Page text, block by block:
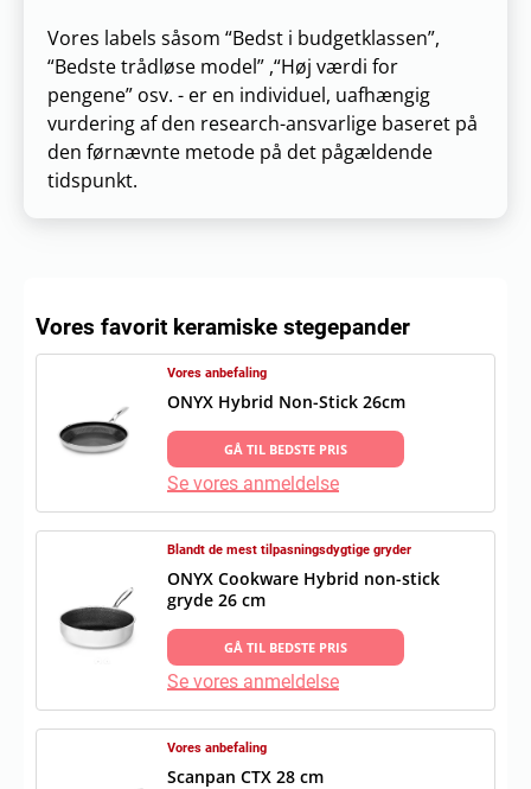
Vores labels såsom “Bedst i budgetklassen”,
“Bedste trådløse model” ,“Høj værdi for
pengene” osv. - er en individuel, uafhængig
vurdering af den research-ansvarlige baseret på
den førnævnte metode på det pågældende
tidspunkt.
Vores favorit keramiske stegepander
Vores anbefaling
ONYX Hybrid Non-Stick 26cm
GÅ TIL BEDSTE PRIS
Se vores anmeldelse
Blandt de mest tilpasningsdygtige gryder
ONYX Cookware Hybrid non-stick
gryde 26 cm
GÅ TIL BEDSTE PRIS
Se vores anmeldelse
Vores anbefaling
Scanpan CTX 28 cm